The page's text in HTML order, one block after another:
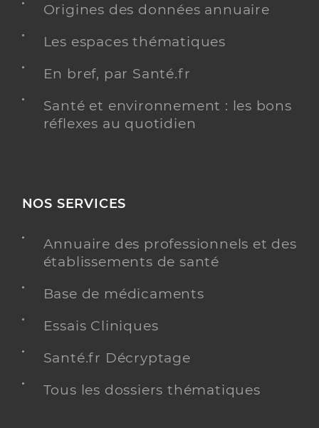
Origines des données annuaire
Les espaces thématiques
En bref, par Santé.fr
Santé et environnement : les bons
réflexes au quotidien
NOS SERVICES
Annuaire des professionnels et des
établissements de santé
Base de médicaments
Essais Cliniques
Santé.fr Décryptage
Tous les dossiers thématiques